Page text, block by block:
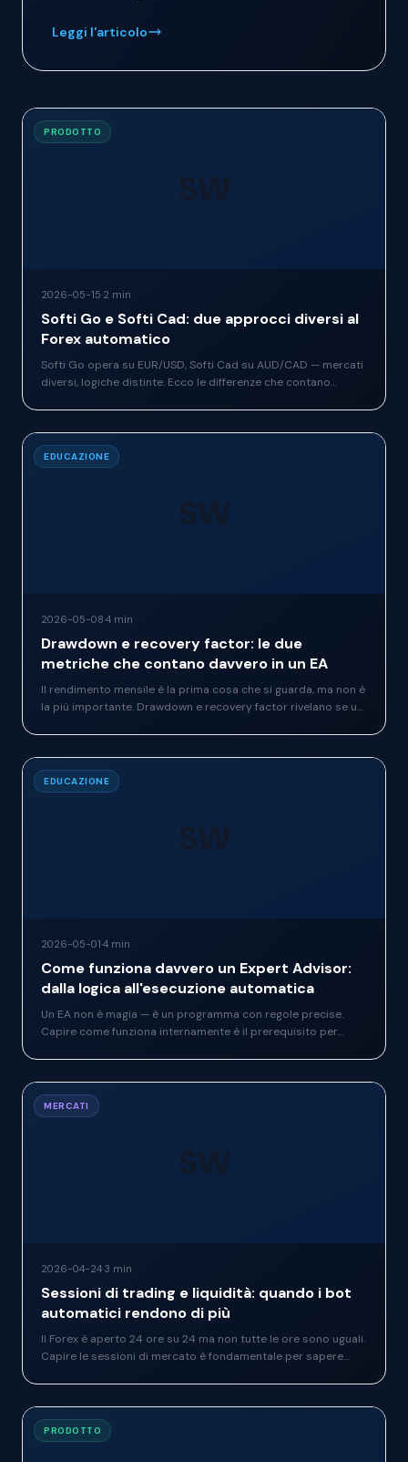
Leggi l'articolo
SW
PRODOTTO
2026-05-15·2 min
Softi Go e Softi Cad: due approcci diversi al
Forex automatico
Softi Go opera su EUR/USD, Softi Cad su AUD/CAD — mercati
diversi, logiche distinte. Ecco le differenze che contano
SW
EDUCAZIONE
2026-05-08·4 min
Drawdown e recovery factor: le due
metriche che contano davvero in un EA
Il rendimento mensile è la prima cosa che si guarda, ma non è
la più importante. Drawdown e recovery factor rivelano se un
SW
EDUCAZIONE
2026-05-01·4 min
Come funziona davvero un Expert Advisor:
dalla logica all'esecuzione automatica
Un EA non è magia — è un programma con regole precise.
Capire come funziona internamente è il prerequisito per
SW
MERCATI
2026-04-24·3 min
Sessioni di trading e liquidità: quando i bot
automatici rendono di più
Il Forex è aperto 24 ore su 24 ma non tutte le ore sono uguali.
Capire le sessioni di mercato è fondamentale per sapere
PRODOTTO